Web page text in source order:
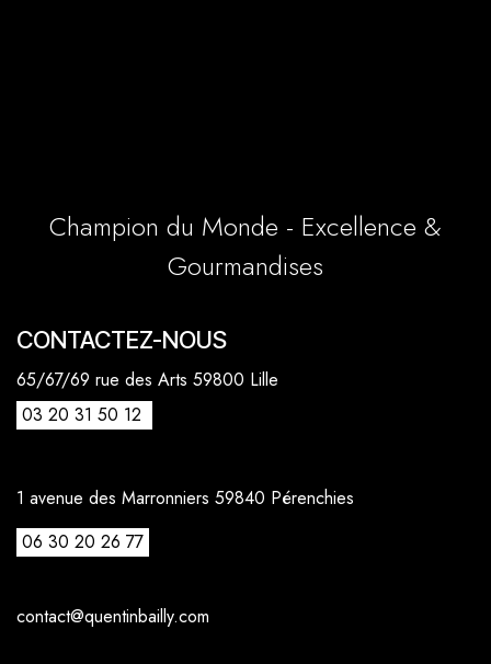
CONTACTEZ-NOUS
65/67/69 rue des Arts 59800 Lille
03 20 31 50 12
1 avenue des Marronniers 59840 Pérenchies
06 30 20 26 77
contact@quentinbailly.com
Champion du Monde - Excellence &
Gourmandises